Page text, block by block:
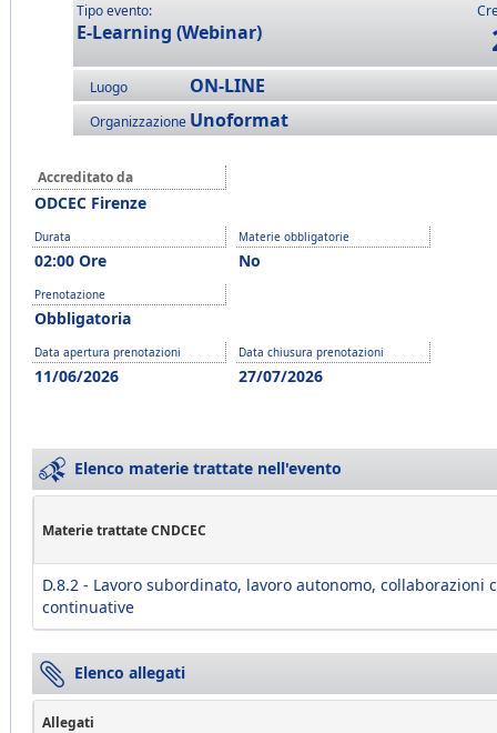
Tipo evento:
E-Learning (Webinar)
Luogo ON-LINE
Organizzazione Unoformat
Accreditato da
ODCEC Firenze
Durata
02:00 Ore
Materie obbligatorie
No
Prenotazione
Obbligatoria
Data apertura prenotazioni
11/06/2026
Data chiusura prenotazioni
27/07/2026
Elenco materie trattate nell'evento
Materie trattate CNDCEC
D.8.2 - Lavoro subordinato, lavoro autonomo, collaborazioni
continuative
Elenco allegati
Allegati